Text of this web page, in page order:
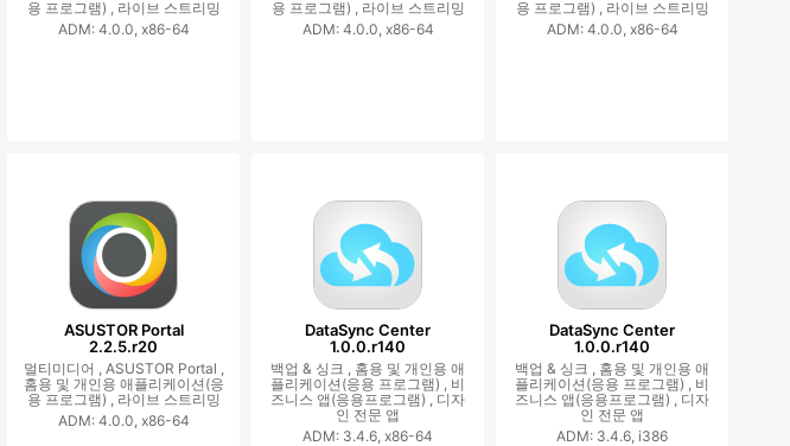
용 프로그램) , 라이브 스트리밍
ADM: 4.0.0, x86-64
용 프로그램) , 라이브 스트리밍
ADM: 4.0.0, x86-64
용 프로그램) , 라이브 스트리밍
ADM: 4.0.0, x86-64
ASUSTOR Portal
2.2.5.r20
멀티미디어 , ASUSTOR Portal ,
홈용 및 개인용 애플리케이션(응
용 프로그램) , 라이브 스트리밍
ADM: 4.0.0, x86-64
DataSync Center
1.0.0.r140
백업 & 싱크 , 홈용 및 개인용 애
플리케이션(응용 프로그램) , 비
즈니스 앱(응용프로그램) , 디자
인 전문 앱
ADM: 3.4.6, x86-64
DataSync Center
1.0.0.r140
백업 & 싱크 , 홈용 및 개인용 애
플리케이션(응용 프로그램) , 비
즈니스 앱(응용프로그램) , 디자
인 전문 앱
ADM: 3.4.6, i386